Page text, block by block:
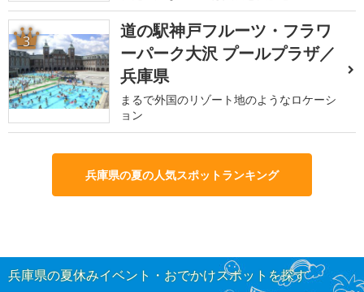
3
道の駅神戸フルーツ・フラワ
ーパーク大沢 プールプラザ／
兵庫県
まるで外国のリゾート地のようなロケーシ
ョン
兵庫県の夏の人気スポットランキング
兵庫県の夏休みイベント・おでかけスポットを探す